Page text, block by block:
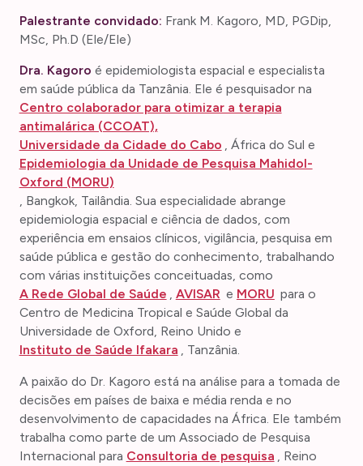
Palestrante convidado: Frank M. Kagoro, MD, PGDip,
MSc, Ph.D (Ele/Ele)
Dra. Kagoro é epidemiologista espacial e especialista
em saúde pública da Tanzânia. Ele é pesquisador na
Centro colaborador para otimizar a terapia
antimalárica (CCOAT),
Universidade da Cidade do Cabo , África do Sul e
Epidemiologia da Unidade de Pesquisa Mahidol-
Oxford (MORU)
, Bangkok, Tailândia. Sua especialidade abrange
epidemiologia espacial e ciência de dados, com
experiência em ensaios clínicos, vigilância, pesquisa em
saúde pública e gestão do conhecimento, trabalhando
com várias instituições conceituadas, como
A Rede Global de Saúde , AVISAR e MORU para o
Centro de Medicina Tropical e Saúde Global da
Universidade de Oxford, Reino Unido e
Instituto de Saúde Ifakara , Tanzânia.
A paixão do Dr. Kagoro está na análise para a tomada de
decisões em países de baixa e média renda e no
desenvolvimento de capacidades na África. Ele também
trabalha como parte de um Associado de Pesquisa
Internacional para Consultoria de pesquisa , Reino